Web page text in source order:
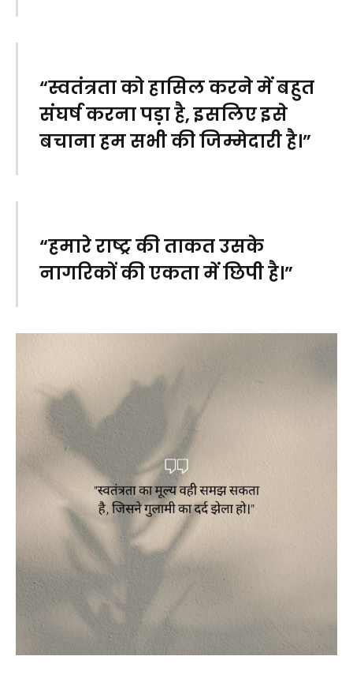
“स्वतंत्रता को हासिल करने में बहुत
संघर्ष करना पड़ा है, इसलिए इसे
बचाना हम सभी की जिम्मेदारी है।”
“हमारे राष्ट्र की ताकत उसके
नागरिकों की एकता में छिपी है।”